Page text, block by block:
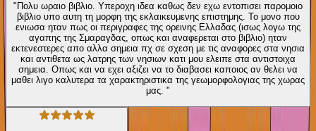
"Πολυ ωραιο βιβλιο. Υπεροχη ιδεα καθως δεν εχω εντοπισει παρομοιο
βιβλιο υπο αυτη τη μορφη της εκλαικευμενης επιστημης. Το μονο που
ενιωσα ηταν πως οι περιγραφες της ορεινης Ελλαδας (ισως λογω της
αγαπης της Σμαραγδας, οπως και αναφερεται στο βιβλιο) ηταν
εκτενεστερες απο αλλα σημεια πχ σε σχεση με τις αναφορες στα νησια
και αντιθετα ως λατρης των νησιων κατι μου ελειπε στα αντιστοιχα
σημεια. Οπως και να εχει αξιζει να το διαβασει καποιος αν θελει να
μαθει λιγο καλυτερα τα χαρακτηριστικα της γεωμορφολογιας της χωρας
μας. "